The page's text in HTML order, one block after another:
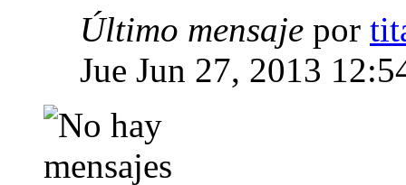
Último mensaje por
Jue Jun 27, 2013